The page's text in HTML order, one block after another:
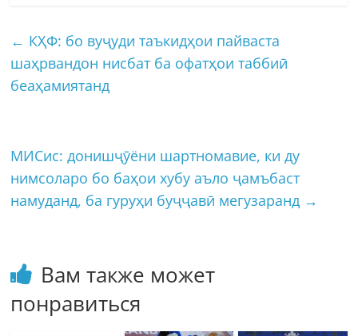
← КҲФ: бо вуҷуди таъкидҳои пайваста
шаҳрвандон нисбат ба офатҳои таббиӣ
беаҳамиятанд
МИСис: донишҷӯёни шартномавие, ки ду
нимсоларо бо баҳои хубу аъло ҷамъбаст
намуданд, ба гуруҳи буҷҷавӣ мегузаранд →
Вам также может
понравиться